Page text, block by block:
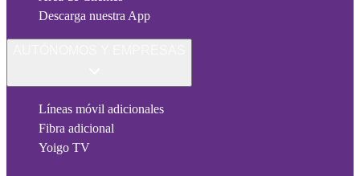
Descarga nuestra App
Líneas móvil adicionales
Fibra adicional
Yoigo TV